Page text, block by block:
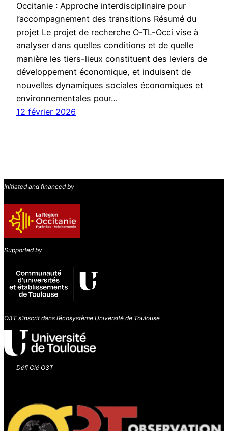
Occitanie : Approche interdisciplinaire pour
l’accompagnement des transitions Résumé du
projet Le projet de recherche O-TL-Occi vise à
analyser dans quelles conditions et de quelle
manière les tiers-lieux constituent des leviers de
développement économique, et induisent de
nouvelles dynamiques sociales économiques et
environnementales pour…
12 février 2026
Initiated and financed by
Supported by
O3T s’inscrit dans l’écosystème Université de Toulouse
Défi Clé O3T